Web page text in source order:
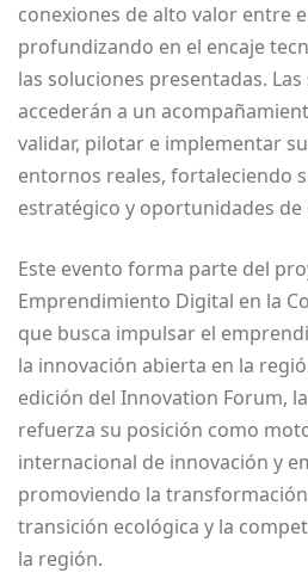
conexiones de alto valor entre
profundizando en el encaje
las soluciones presentadas.
accederán a un
validar, pilotar e implementar
entornos reales, fortaleciendo
estratégico y oportunidades de
Este evento forma parte del
Emprendimiento Digital en la
que busca impulsar el
la innovación abierta en la
edición del Innovation Forum,
refuerza su posición como
internacional de innovación y
promoviendo la
transición ecológica y la
la región.